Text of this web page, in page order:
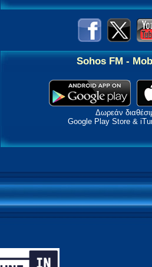
Sohos FM -
Δωρεάν
Google Play Store &